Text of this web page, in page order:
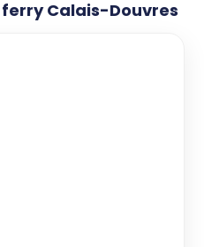
Calais-Douvres